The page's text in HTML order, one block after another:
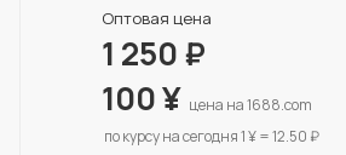
Оптовая цена
1 250₽
100¥ цена на 1688.com
по курсу на сегодня 1 ¥ = 12.50 ₽